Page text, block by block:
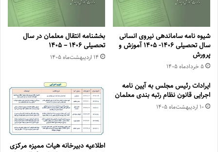
شیوه نامه ساماندهی نیروی انسانی
سال تحصیلی ۱۴۰۶- ۱۴۰۵ آموزش و
پرورش
۵ خرداد‌ماه ۱۴۰۵
بخشنامه انتقال معلمان در سال
تحصیلی ۱۴۰۶ – ۱۴۰۵
۱۴ اردیبهشت‌ماه ۱۴۰۵
ایرادات رئیس مجلس به آیین نامه
اجرایی قانون نظام رتبه بندی معلمان
۱۰ اردیبهشت‌ماه ۱۴۰۵
اطلاعیه دبیرخانه هیات ممیزه مرکزی